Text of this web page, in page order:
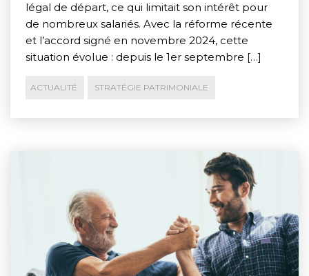
légal de départ, ce qui limitait son intérêt pour
de nombreux salariés. Avec la réforme récente
et l’accord signé en novembre 2024, cette
situation évolue : depuis le 1er septembre […]
ACTUALITÉ STRATÉGIE PATRIMONIALE